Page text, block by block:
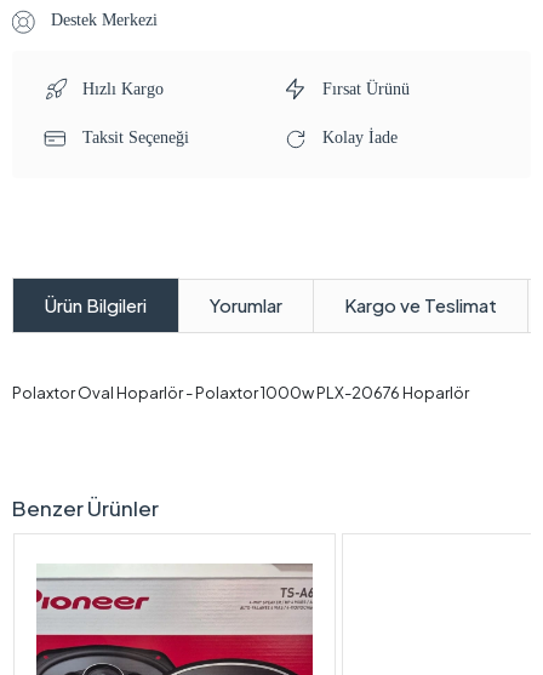
Destek Merkezi
Hızlı Kargo Fırsat Ürünü
Taksit Seçeneği Kolay İade
Ürün Bilgileri Yorumlar Kargo ve Teslimat
Polaxtor Oval Hoparlör - Polaxtor 1000w PLX-20676 Hoparlör
Benzer Ürünler